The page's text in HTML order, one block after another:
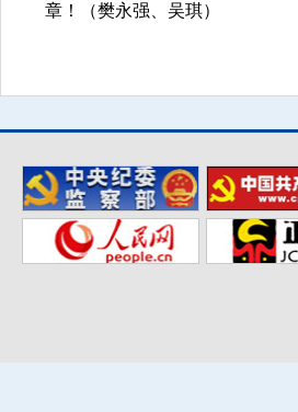
章！（樊永强、吴琪）